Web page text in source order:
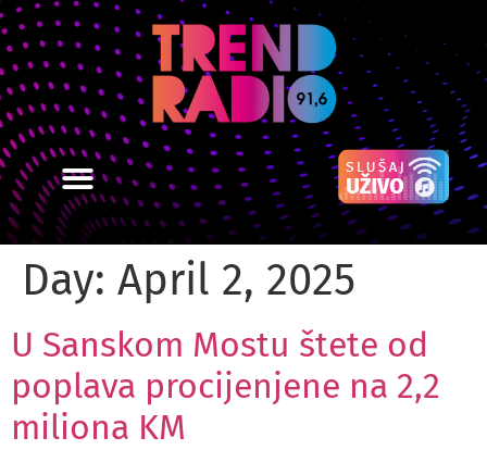
Day: April 2, 2025
U Sanskom Mostu štete od
poplava procijenjene na 2,2
miliona KM